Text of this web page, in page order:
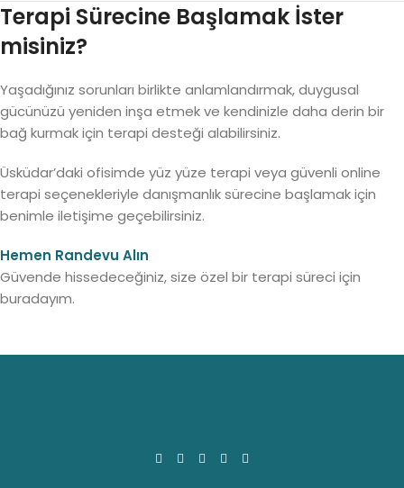
Terapi Sürecine Başlamak İster
misiniz?
Yaşadığınız sorunları birlikte anlamlandırmak, duygusal
gücünüzü yeniden inşa etmek ve kendinizle daha derin bir
bağ kurmak için terapi desteği alabilirsiniz.
Üsküdar’daki ofisimde yüz yüze terapi veya güvenli online
terapi seçenekleriyle danışmanlık sürecine başlamak için
benimle iletişime geçebilirsiniz.
Hemen Randevu Alın
Güvende hissedeceğiniz, size özel bir terapi süreci için
buradayım.